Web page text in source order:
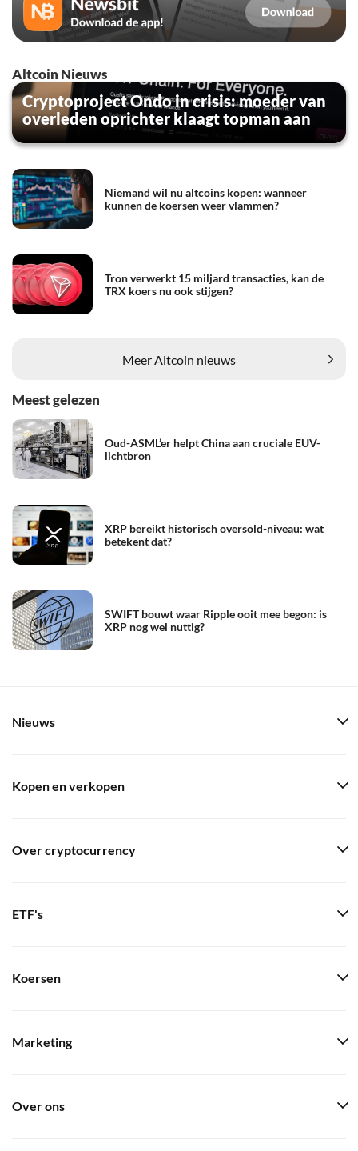
Altcoin Nieuws
Cryptoproject Ondo in crisis: moeder van
overleden oprichter klaagt topman aan
Niemand wil nu altcoins kopen: wanneer
kunnen de koersen weer vlammen?
Tron verwerkt 15 miljard transacties, kan de
TRX koers nu ook stijgen?
Meer Altcoin nieuws
Meest gelezen
Oud-ASML’er helpt China aan cruciale EUV-
lichtbron
XRP bereikt historisch oversold-niveau: wat
betekent dat?
SWIFT bouwt waar Ripple ooit mee begon: is
XRP nog wel nuttig?
Nieuws
Kopen en verkopen
Over cryptocurrency
ETF's
Koersen
Marketing
Over ons